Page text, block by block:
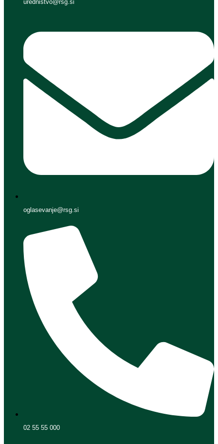
urednistvo@rsg.si
oglasevanje@rsg.si
02 55 55 000